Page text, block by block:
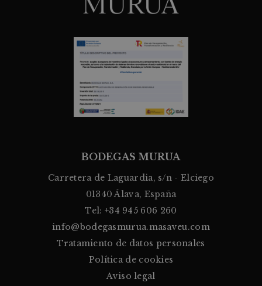
BODEGAS MURUA
Carretera de Laguardia, s/n - Elciego
01340 Álava, España
Tel: +34 945 606 260
info@bodegasmurua.masaveu.com
Tratamiento de datos personales
Política de cookies
Aviso legal